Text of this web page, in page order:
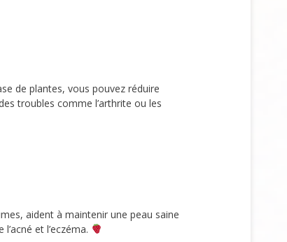
de plantes, vous pouvez réduire
troubles comme l’arthrite ou les
aident à maintenir une peau saine
et l’eczéma.